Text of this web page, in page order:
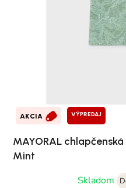
AKCIA VÝPREDAJ
MAYORAL
Mint
Skladom